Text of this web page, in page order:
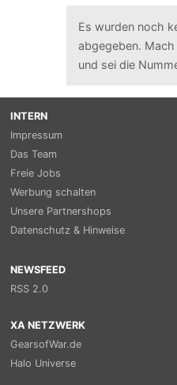
Es wurden noch
abgegeben.
und sei die
INTERN
Impressum
Das Team
Freie Jobs
Werbung schalten
Unsere Partnershops
Datenschutz & Hinweise
NEWSFEED
RSS 2.0
XA NETZWERK
GearsofWar.de
Halo Universe